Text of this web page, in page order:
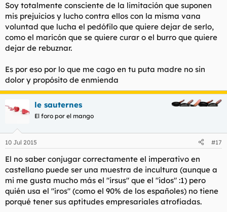
Soy totalmente consciente de la limitación que suponen
mis prejuicios y lucho contra ellos con la misma vana
voluntad que lucha el pedófilo que quiere dejar de serlo,
como el maricón que se quiere curar o el burro que quiere
dejar de rebuznar.
Es por eso por lo que me cago en tu puta madre no sin
dolor y propósito de enmienda
le sauternes
El foro por el mango
10 Jul 2015 #17
El no saber conjugar correctamente el imperativo en
castellano puede ser una muestra de incultura (aunque a
mi me gusta mucho más el "irsus" que el "idos" :1) pero
quién usa el "iros" (como el 90% de los españoles) no tiene
porqué tener sus aptitudes empresariales atrofiadas.